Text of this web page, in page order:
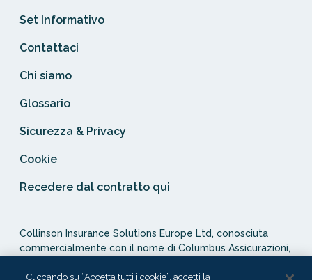
Set Informativo
Contattaci
Chi siamo
Glossario
Sicurezza & Privacy
Cookie
Recedere dal contratto qui
Collinson Insurance Solutions Europe Ltd, conosciuta
commercialmente con il nome di Columbus Assicurazioni,
Authority in qualità di agente assicurativo (Distribution Act
Cliccando su “Accetta tutti i cookie”, accetti la